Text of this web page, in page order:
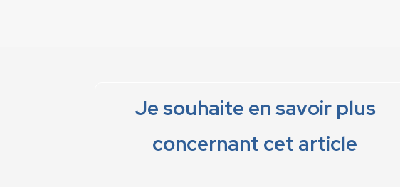
Je souhaite en savoir plus
concernant cet article